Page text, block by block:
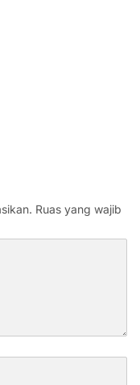
Ruas yang wajib